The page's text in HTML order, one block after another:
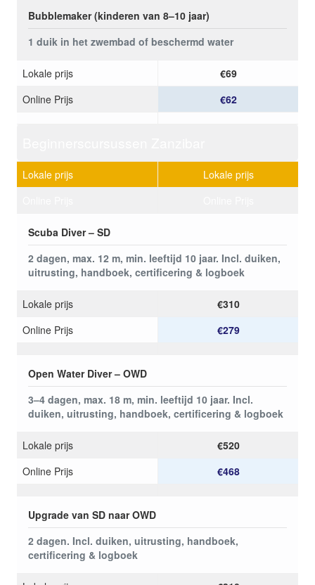
Bubblemaker (kinderen van 8–10 jaar)
1 duik in het zwembad of beschermd water
Lokale prijs
€69
Online Prijs
€62
Lokale prijs
Lokale prijs
Scuba Diver – SD
2 dagen, max. 12 m, min. leeftijd 10 jaar. Incl. duiken,
uitrusting, handboek, certificering & logboek
Lokale prijs
€310
Online Prijs
€279
Open Water Diver – OWD
3–4 dagen, max. 18 m, min. leeftijd 10 jaar. Incl.
duiken, uitrusting, handboek, certificering & logboek
Lokale prijs
€520
Online Prijs
€468
Upgrade van SD naar OWD
2 dagen. Incl. duiken, uitrusting, handboek,
certificering & logboek